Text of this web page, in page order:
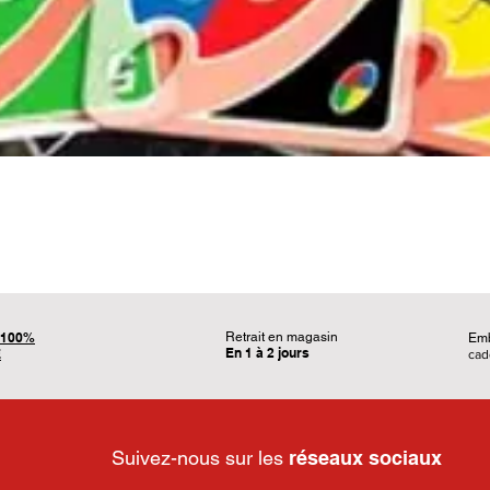
100%
Retrait en magasin
En 1 à 2 jours
Suivez-nous sur les réseaux sociaux